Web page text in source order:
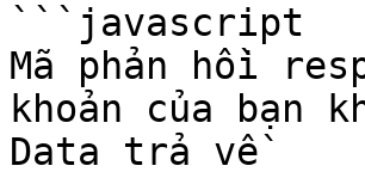
```javascript
Mã phản hồi
khoản của bạn
Data trả về